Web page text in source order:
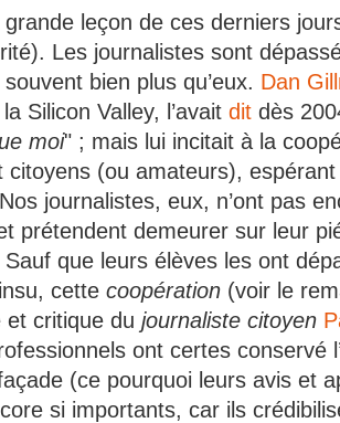
leçon de ces derniers
Les journalistes sont
bien plus qu’eux. Dan
Silicon Valley, l’avait dit dès
moi" ; mais lui incitait à la
citoyens (ou amateurs),
Nos journalistes, eux, n’ont pas
prétendent demeurer sur leur
Sauf que leurs élèves les ont
cette coopération (voir le
et critique du journaliste citoyen
ont certes conservé
(ce pourquoi leurs avis et
si importants, car ils